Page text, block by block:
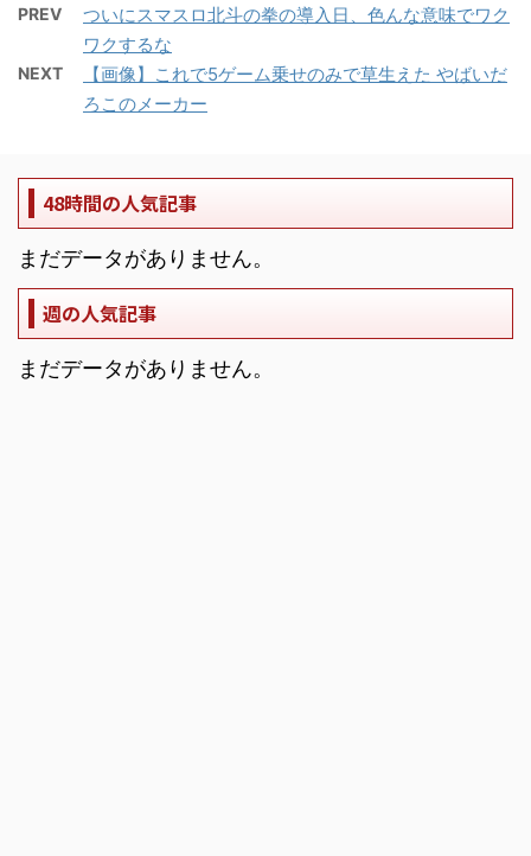
PREV
ついにスマスロ北斗の拳の導入日、色んな意味でワク
ワクするな
NEXT
【画像】これで5ゲーム乗せのみで草生えた やばいだ
ろこのメーカー
48時間の人気記事
まだデータがありません。
週の人気記事
まだデータがありません。